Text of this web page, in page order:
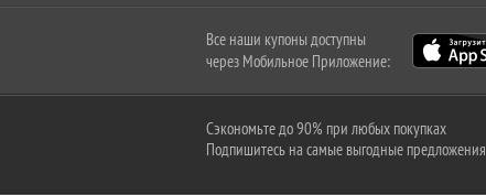
Все наши купоны доступны
через Мобильное Приложение:
Сэкономьте до 90% при любых покупках
Подпишитесь на самые выгодные предложения